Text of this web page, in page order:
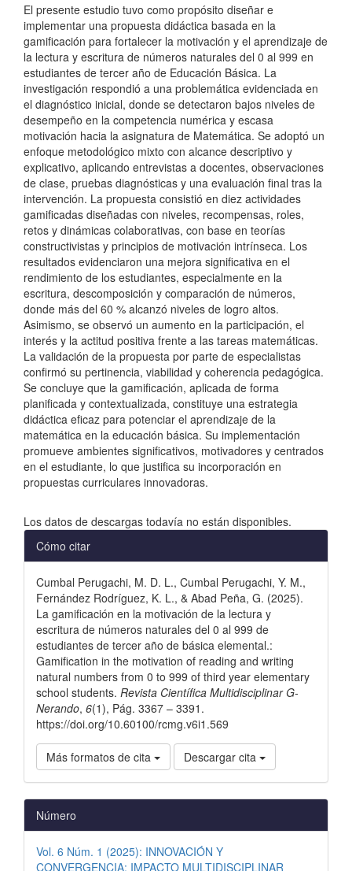
El presente estudio tuvo como propósito diseñar e
implementar una propuesta didáctica basada en la
gamificación para fortalecer la motivación y el aprendizaje de
la lectura y escritura de números naturales del 0 al 999 en
estudiantes de tercer año de Educación Básica. La
investigación respondió a una problemática evidenciada en
el diagnóstico inicial, donde se detectaron bajos niveles de
desempeño en la competencia numérica y escasa
motivación hacia la asignatura de Matemática. Se adoptó un
enfoque metodológico mixto con alcance descriptivo y
explicativo, aplicando entrevistas a docentes, observaciones
de clase, pruebas diagnósticas y una evaluación final tras la
intervención. La propuesta consistió en diez actividades
gamificadas diseñadas con niveles, recompensas, roles,
retos y dinámicas colaborativas, con base en teorías
constructivistas y principios de motivación intrínseca. Los
resultados evidenciaron una mejora significativa en el
rendimiento de los estudiantes, especialmente en la
escritura, descomposición y comparación de números,
donde más del 60 % alcanzó niveles de logro altos.
Asimismo, se observó un aumento en la participación, el
interés y la actitud positiva frente a las tareas matemáticas.
La validación de la propuesta por parte de especialistas
confirmó su pertinencia, viabilidad y coherencia pedagógica.
Se concluye que la gamificación, aplicada de forma
planificada y contextualizada, constituye una estrategia
didáctica eficaz para potenciar el aprendizaje de la
matemática en la educación básica. Su implementación
promueve ambientes significativos, motivadores y centrados
en el estudiante, lo que justifica su incorporación en
propuestas curriculares innovadoras.
Los datos de descargas todavía no están disponibles.
Detalles
del
artículo
Cómo citar
Cumbal Perugachi, M. D. L., Cumbal Perugachi, Y. M.,
Fernández Rodríguez, K. L., & Abad Peña, G. (2025).
La gamificación en la motivación de la lectura y
escritura de números naturales del 0 al 999 de
estudiantes de tercer año de básica elemental.:
Gamification in the motivation of reading and writing
natural numbers from 0 to 999 of third year elementary
school students. Revista Científica Multidisciplinar G-
Nerando, 6(1), Pág. 3367 – 3391.
https://doi.org/10.60100/rcmg.v6i1.569
Más formatos de cita Descargar cita
Número
Vol. 6 Núm. 1 (2025): INNOVACIÓN Y
CONVERGENCIA: IMPACTO MULTIDISCIPLINAR